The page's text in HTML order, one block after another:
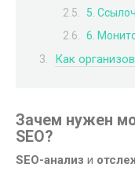
5.
6.
Как
Зачем нужен
SEO?
SEO-анализ и